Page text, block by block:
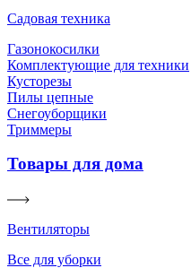
Садовая техника
Газонокосилки
Комплектующие для техники
Кусторезы
Пилы цепные
Снегоуборщики
Триммеры
Товары для дома
Вентиляторы
Все для уборки